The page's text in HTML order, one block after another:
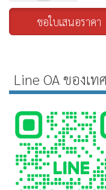
ขอใบเสนอรา
Line OA ของเท